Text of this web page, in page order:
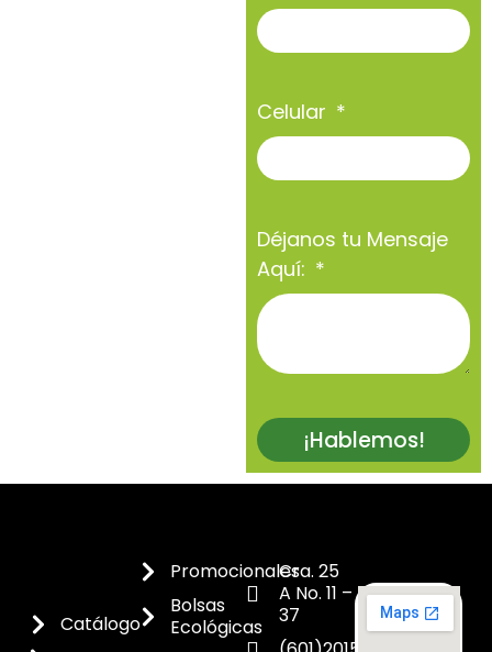
Celular
Déjanos tu Mensaje
Aquí:
¡Hablemos!
Catálogo
Promocionales
Bolsas
Ecológicas
Cra. 25
A No. 11 –
37